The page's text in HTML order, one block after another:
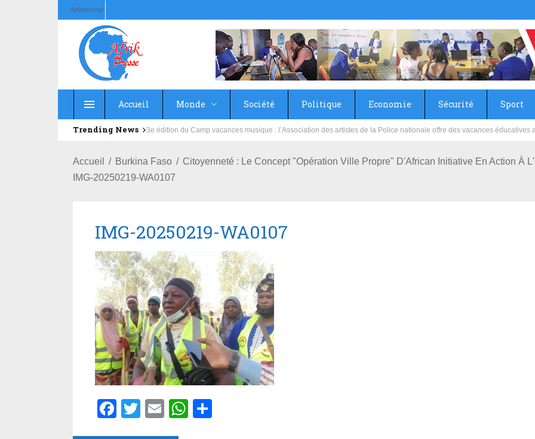
Afrikpresse
Accueil Monde Société Politique Economie Sécurité Sport
Trending News Education : la fédération de la Russie rénove les écoles primaire et collège du Camp Général Aboubacar Sangoulé
Accueil Burkina Faso
Citoyenneté : Le Concept "Opération Ville Propre" D'African Initiative En Action À
IMG-20250219-WA0107
IMG-20250219-WA0107
Facebook
Twitter
EmailWhatsApp